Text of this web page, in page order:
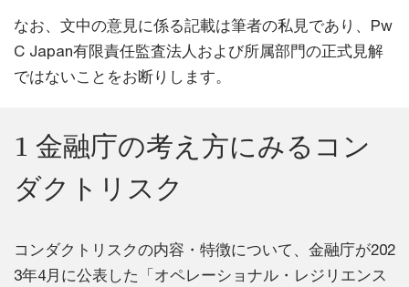
なお、文中の意見に係る記載は筆者の私見であり、Pw
C Japan有限責任監査法人および所属部門の正式見解
ではないことをお断りします。
1 金融庁の考え方にみるコン
ダクトリスク
コンダクトリスクの内容・特徴について、金融庁が202
3年4月に公表した「オペレーショナル・レジリエンス